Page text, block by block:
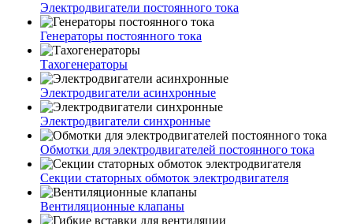
Электродвигатели постоянного тока
Генераторы постоянного тока
Тахогенераторы
Электродвигатели асинхронные
Электродвигатели синхронные
Обмотки для электродвигателей постоянного тока
Секции статорных обмоток электродвигателя
Вентиляционные клапаны